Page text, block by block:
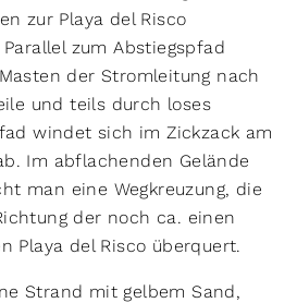
zur Playa del Risco
zum Abstiegspfad
der Stromleitung nach
und teils durch loses
windet sich im Zickzack am
Im abflachenden Gelände
man eine Wegkreuzung, die
der noch ca. einen
Playa del Risco überquert.
Strand mit gelbem Sand,